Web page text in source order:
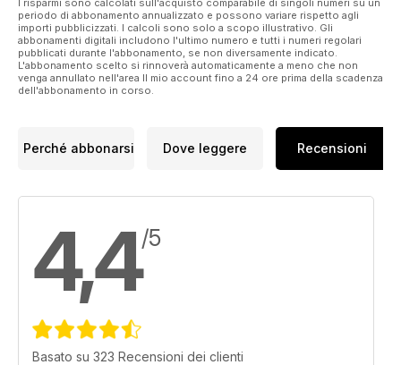
periodo di abbonamento annualizzato e possono variare rispetto agli
importi pubblicizzati. I calcoli sono solo a scopo illustrativo. Gli
abbonamenti digitali includono l'ultimo numero e tutti i numeri regolari
pubblicati durante l'abbonamento, se non diversamente indicato.
L'abbonamento scelto si rinnoverà automaticamente a meno che non
venga annullato nell'area Il mio account fino a 24 ore prima della scadenza
dell'abbonamento in corso.
Perché abbonarsi Dove leggere Recensioni
4,4/5
Basato su 323 Recensioni dei clienti